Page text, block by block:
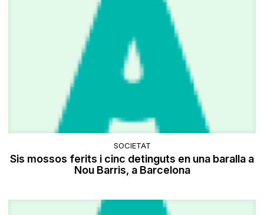
SOCIETAT
Sis mossos ferits i cinc detinguts en una baralla a
Nou Barris, a Barcelona